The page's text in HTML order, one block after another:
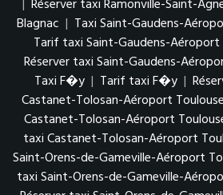
| Réserver taxi Ramonville-Saint-
Blagnac | Taxi Saint-Gaudens-
Tarif taxi Saint-Gaudens-Aéroport
Réserver taxi Saint-Gaudens-
Taxi F�y | Tarif taxi F�y |
Castanet-Tolosan-Aéroport
Castanet-Tolosan-Aéroport
taxi Castanet-Tolosan-Aéroport
Saint-Orens-de-Gameville-Aéroport
taxi Saint-Orens-de-Gameville-